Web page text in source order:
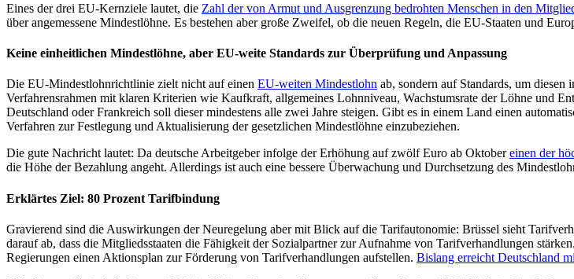
Eines der drei EU-Kernziele lautet, die Zahl der von Armut und Ausgrenzung bedrohten Menschen in den
über angemessene Mindestlöhne. Es bestehen aber große Zweifel, ob die neuen Regeln, die EU-Staaten und
Keine einheitlichen Mindestlöhne, aber EU-weite Standards zur Überprüfung und Anpassung
Die EU-Mindestlohnrichtlinie zielt nicht auf einen EU-weiten Mindestlohn ab, sondern auf Standards, um
Verfahrensrahmen mit klaren Kriterien wie Kaufkraft, allgemeines Lohnniveau, Wachstumsrate der Löhne und
Deutschland oder Frankreich soll dieser mindestens alle zwei Jahre steigen. Gibt es in einem Land einen
Verfahren zur Festlegung und Aktualisierung der gesetzlichen Mindestlöhne einzubeziehen.
Die gute Nachricht lautet: Da deutsche Arbeitgeber infolge der Erhöhung auf zwölf Euro ab Oktobereinen der
die Höhe der Bezahlung angeht. Allerdings ist auch eine bessere Überwachung und Durchsetzung des
Erklärtes Ziel: 80 Prozent Tarifbindung
Gravierend sind die Auswirkungen der Neuregelung aber mit Blick auf die Tarifautonomie: Brüssel sieht
darauf ab, dass die Mitgliedsstaaten die Fähigkeit der Sozialpartner zur Aufnahme von Tarifverhandlungen
Regierungen einen Aktionsplan zur Förderung von Tarifverhandlungen aufstellen. Bislang erreicht Deutschland